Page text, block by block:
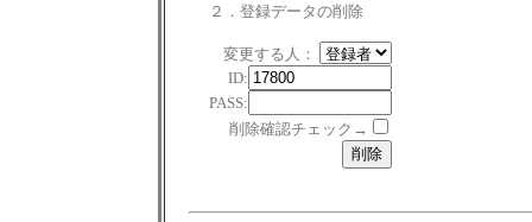
２．登録データの削除
変更する人：
ID:
PASS:
削除確認チェック→